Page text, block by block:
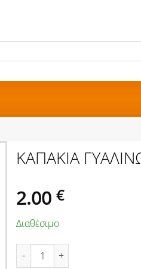
ΚΑΠΑΚΙΑ
2.00 €
Διαθέσιμο
ΚΑΠΑΚΙΑ ΓΥΑΛΙΝΩΝ ΒΑΖΩΝ